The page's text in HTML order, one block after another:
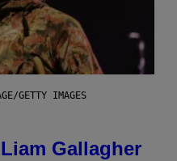
GETTY IMAGES
Gallagher